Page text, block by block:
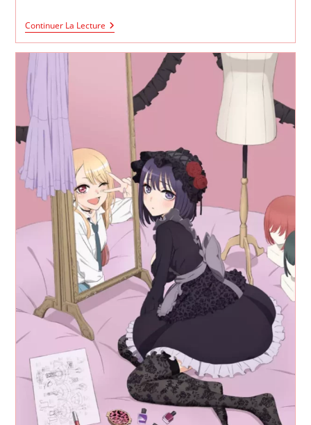
Continuer La LectureSono
Bisque
Doll
Suru
Saison